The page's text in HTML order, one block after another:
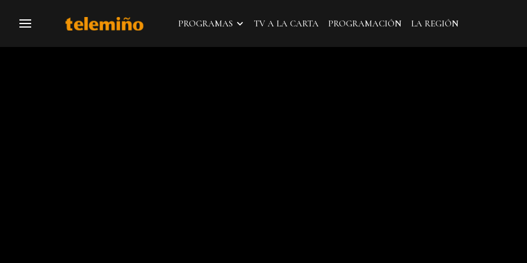
Navegación PROGRAMAS TV A LA CARTA PROGRAMACIÓN LA REGIÓN